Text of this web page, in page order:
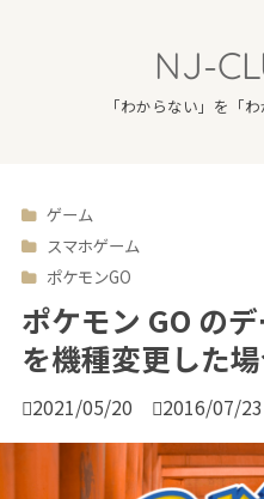
NJ-
「わからない」を「
ゲーム
スマホゲーム
ポケモンGO
ポケモン GO の
を機種変更した
2021/05/20 2016/07/23